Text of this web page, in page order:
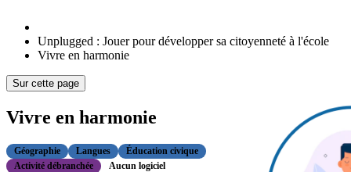
Unplugged : Jouer pour développer sa citoyenneté à l'école
Vivre en harmonie
Sur cette page
Vivre en harmonie
Géographie Langues
Éducation civique
Activité débranchée
Aucun logiciel